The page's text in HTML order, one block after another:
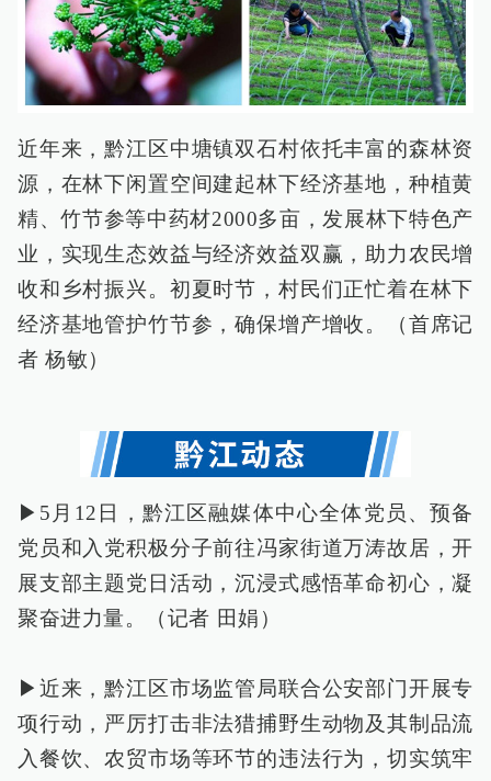
近年来，黔江区中塘镇双石村依托丰富的森林资
源，在林下闲置空间建起林下经济基地，种植黄
精、竹节参等中药材2000多亩，发展林下特色产
业，实现生态效益与经济效益双赢，助力农民增
收和乡村振兴。初夏时节，村民们正忙着在林下
经济基地管护竹节参，确保增产增收。（首席记
者 杨敏）
▶5月12日，黔江区融媒体中心全体党员、预备
党员和入党积极分子前往冯家街道万涛故居，开
展支部主题党日活动，沉浸式感悟革命初心，凝
聚奋进力量。（记者 田娟）
▶近来，黔江区市场监管局联合公安部门开展专
项行动，严厉打击非法猎捕野生动物及其制品流
入餐饮、农贸市场等环节的违法行为，切实筑牢